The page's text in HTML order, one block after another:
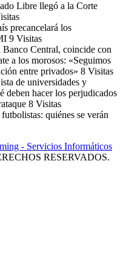
Libre llegó a la Corte
precancelará los
9 Visitas
Central, coincide con
a los morosos: «Seguimos
entre privados» 8 Visitas
de universidades y
deben hacer los perjudicados
8 Visitas
quiénes se verán
- Servicios Informáticos
RESERVADOS.